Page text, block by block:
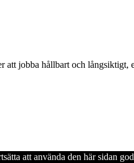
jobba hållbart och långsiktigt,
att använda den här sidan